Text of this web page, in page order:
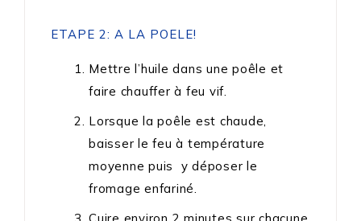
ETAPE 2: A LA POELE!
Mettre l’huile dans une poêle et
faire chauffer à feu vif.
Lorsque la poêle est chaude,
baisser le feu à température
moyenne puis y déposer le
fromage enfariné.